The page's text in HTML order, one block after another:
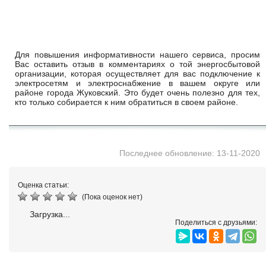
Для повышения информативности нашего сервиса, просим
Вас оставить отзыв в комментариях о той энергосбытовой
организации, которая осуществляет для вас подключение к
электросетям и электроснабжение в вашем округе или
районе города Жуковский. Это будет очень полезно для тех,
кто только собирается к ним обратиться в своем районе.
Последнее обновление: 13-11-2020
Оценка статьи:
(Пока оценок нет)
Загрузка...
Поделиться с друзьями: